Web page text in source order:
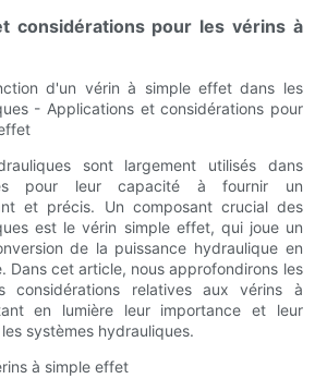
considérations pour les vérins à
d'un vérin à simple effet dans les
- Applications et considérations pour
sont largement utilisés dans
pour leur capacité à fournir un
et précis. Un composant crucial des
est le vérin simple effet, qui joue un
de la puissance hydraulique en
Dans cet article, nous approfondirons les
considérations relatives aux vérins à
en lumière leur importance et leur
systèmes hydrauliques.
à simple effet